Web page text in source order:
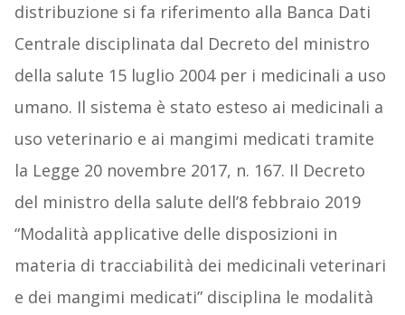
distribuzione si fa riferimento alla Banca Dati
Centrale disciplinata dal Decreto del ministro
della salute 15 luglio 2004 per i medicinali a uso
umano. Il sistema è stato esteso ai medicinali a
uso veterinario e ai mangimi medicati tramite
la Legge 20 novembre 2017, n. 167. Il Decreto
del ministro della salute dell’8 febbraio 2019
“Modalità applicative delle disposizioni in
materia di tracciabilità dei medicinali veterinari
e dei mangimi medicati” disciplina le modalità